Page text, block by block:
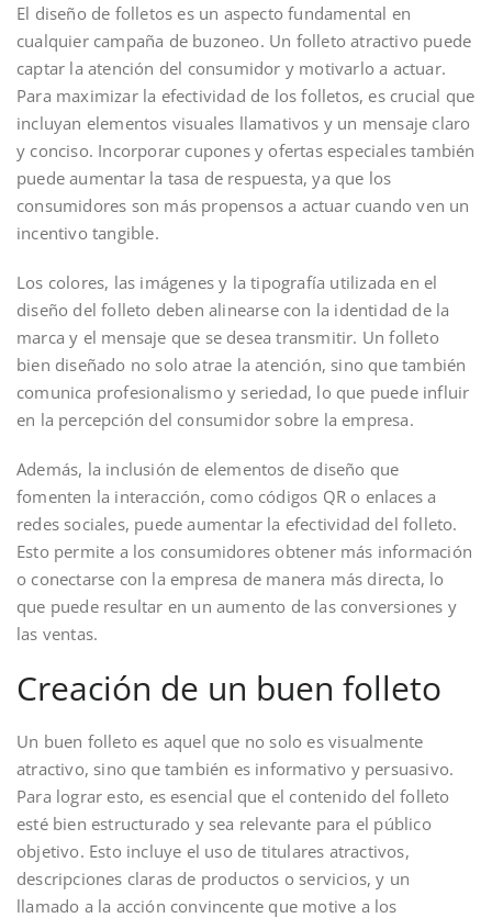
El diseño de folletos es un aspecto fundamental en
cualquier campaña de buzoneo. Un folleto atractivo puede
captar la atención del consumidor y motivarlo a actuar.
Para maximizar la efectividad de los folletos, es crucial que
incluyan elementos visuales llamativos y un mensaje claro
y conciso. Incorporar cupones y ofertas especiales también
puede aumentar la tasa de respuesta, ya que los
consumidores son más propensos a actuar cuando ven un
incentivo tangible.
Los colores, las imágenes y la tipografía utilizada en el
diseño del folleto deben alinearse con la identidad de la
marca y el mensaje que se desea transmitir. Un folleto
bien diseñado no solo atrae la atención, sino que también
comunica profesionalismo y seriedad, lo que puede influir
en la percepción del consumidor sobre la empresa.
Además, la inclusión de elementos de diseño que
fomenten la interacción, como códigos QR o enlaces a
redes sociales, puede aumentar la efectividad del folleto.
Esto permite a los consumidores obtener más información
o conectarse con la empresa de manera más directa, lo
que puede resultar en un aumento de las conversiones y
las ventas.
Creación de un buen folleto
Un buen folleto es aquel que no solo es visualmente
atractivo, sino que también es informativo y persuasivo.
Para lograr esto, es esencial que el contenido del folleto
esté bien estructurado y sea relevante para el público
objetivo. Esto incluye el uso de titulares atractivos,
descripciones claras de productos o servicios, y un
llamado a la acción convincente que motive a los